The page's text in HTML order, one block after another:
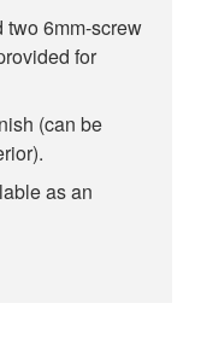
two 6mm-screw
for
(can be
as an